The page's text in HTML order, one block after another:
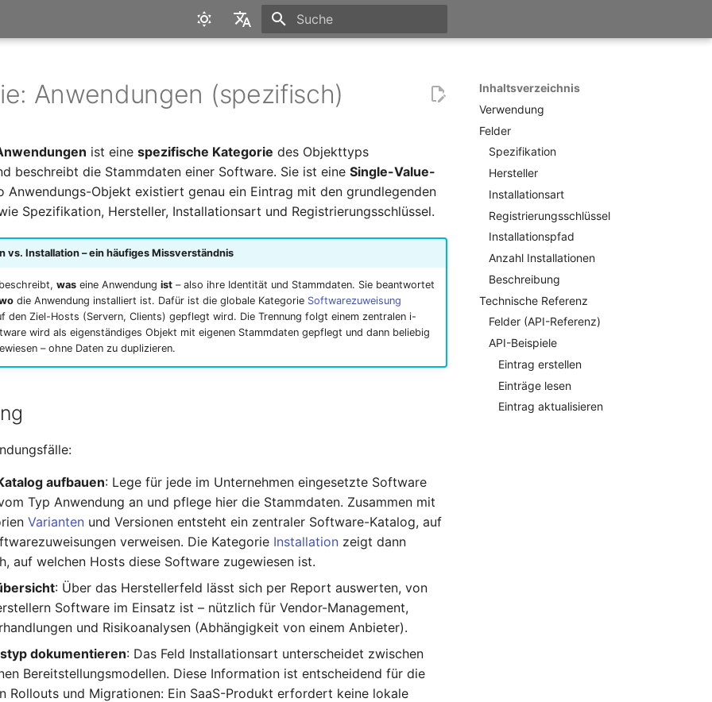
Deutsch
Inhaltsverzeichnis
Verwendung
Felder
Spezifikation
Hersteller
Installationsart
Registrierungsschlüssel
Installationspfad
Anzahl Installationen
Beschreibung
Technische Referenz
Felder (API-Referenz)
API-Beispiele
Eintrag erstellen
Einträge lesen
Eintrag aktualisieren
Anwendungen (spezifisch)
ist einespezifische Kategorie des Objekttyps
beschreibt die Stammdaten einer Software. Sie ist eineSingle-Value-
Anwendungs-Objekt existiert genau ein Eintrag mit den grundlegenden
Spezifikation, Hersteller, Installationsart und Registrierungsschlüssel.
vs. Installation – ein häufiges Missverständnis
waseine Anwendung ist– also ihre Identität und Stammdaten. Sie beantwortet
die Anwendung installiert ist. Dafür ist die globale Kategorie Softwarezuweisung
den Ziel-Hosts (Servern, Clients) gepflegt wird. Die Trennung folgt einem zentralen i-
wird als eigenständiges Objekt mit eigenen Stammdaten gepflegt und dann beliebig
– ohne Daten zu duplizieren.
aufbauen: Lege für jede im Unternehmen eingesetzte Software
Typ Anwendung an und pflege hier die Stammdaten. Zusammen mit
Varianten und Versionen entsteht ein zentraler Software-Katalog, auf
verweisen. Die Kategorie Installation zeigt dann
auf welchen Hosts diese Software zugewiesen ist.
: Über das Herstellerfeld lässt sich per Report auswerten, von
Software im Einsatz ist – nützlich für Vendor-Management,
und Risikoanalysen (Abhängigkeit von einem Anbieter).
dokumentieren: Das Feld Installationsart unterscheidet zwischen
Bereitstellungsmodellen. Diese Information ist entscheidend für die
Rollouts und Migrationen: Ein SaaS-Produkt erfordert keine lokale